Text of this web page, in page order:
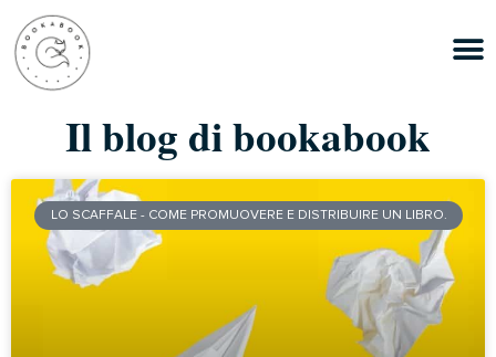
Il blog di bookabook
LO SCAFFALE - COME PROMUOVERE E DISTRIBUIRE UN LIBRO.